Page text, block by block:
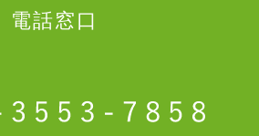
電話窓口